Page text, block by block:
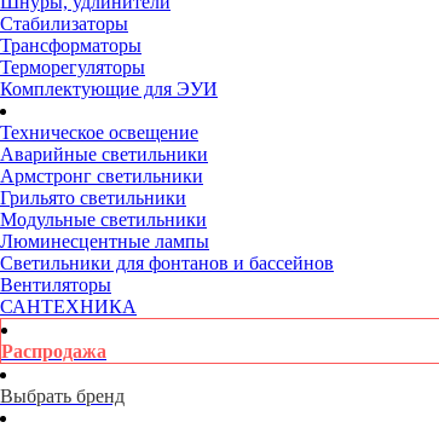
Стабилизаторы
Трансформаторы
Терморегуляторы
Комплектующие для ЭУИ
Техническое освещение
Аварийные светильники
Армстронг светильники
Грильято светильники
Модульные светильники
Люминесцентные лампы
Светильники для фонтанов и бассейнов
Вентиляторы
САНТЕХНИКА
Распродажа
Выбрать бренд